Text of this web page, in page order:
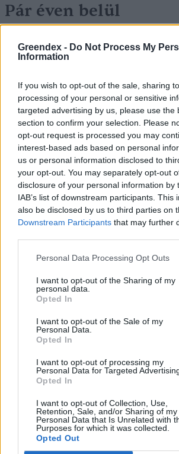
Greendex - Do Not Process My
Information
If you wish to opt-out of the sale, sharing
processing of your personal or sensitive
targeted advertising by us, please use the
section to confirm your selection. Please
opt-out request is processed you may
interest-based ads based on personal
us or personal information disclosed to
your opt-out. You may separately opt-out
disclosure of your personal information by
IAB’s list of downstream participants. This
also be disclosed by us to third parties on
Downstream Participants that may further
Personal Data Processing Opt Outs
I want to opt-out of the Sharing of my
personal data.
Opted In
I want to opt-out of the Sale of my
Personal Data.
Opted In
I want to opt-out of processing my
Personal Data for Targeted
Opted In
I want to opt-out of Collection, Use,
Retention, Sale, and/or Sharing of my
Personal Data that Is Unrelated with
Purposes for which it was collected.
Opted Out
Pár éven belül
szivacsvárosokká
alakítanunk a
PODCAST Novák Zsombor 2 perc
Szöllősi Gáborral, a Gardenfutura
Még Paks kiesését
megfelelő